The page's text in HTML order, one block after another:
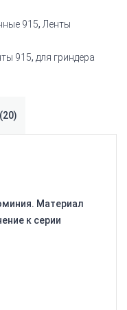
915, Ленты
915, для гриндера
Материал
к серии